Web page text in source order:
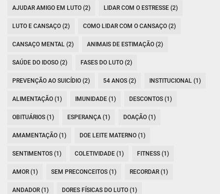
AJUDAR AMIGO EM LUTO (2) LIDAR COM O ESTRESSE (2)
LUTO E CANSAÇO (2) COMO LIDAR COM O CANSAÇO (2)
CANSAÇO MENTAL (2) ANIMAIS DE ESTIMAÇÃO (2)
SAÚDE DO IDOSO (2) FASES DO LUTO (2)
PREVENÇÃO AO SUICÍDIO (2) 54 ANOS (2) INSTITUCIONAL (1)
ALIMENTAÇÃO (1) IMUNIDADE (1) DESCONTOS (1)
OBITUÁRIOS (1) ESPERANÇA (1) DOAÇÃO (1)
AMAMENTAÇÃO (1) DOE LEITE MATERNO (1)
SENTIMENTOS (1) COLETIVIDADE (1) FITNESS (1)
AMOR (1) SEM PRECONCEITOS (1) RECORDAR (1)
ANDADOR (1) DORES FÍSICAS DO LUTO (1)